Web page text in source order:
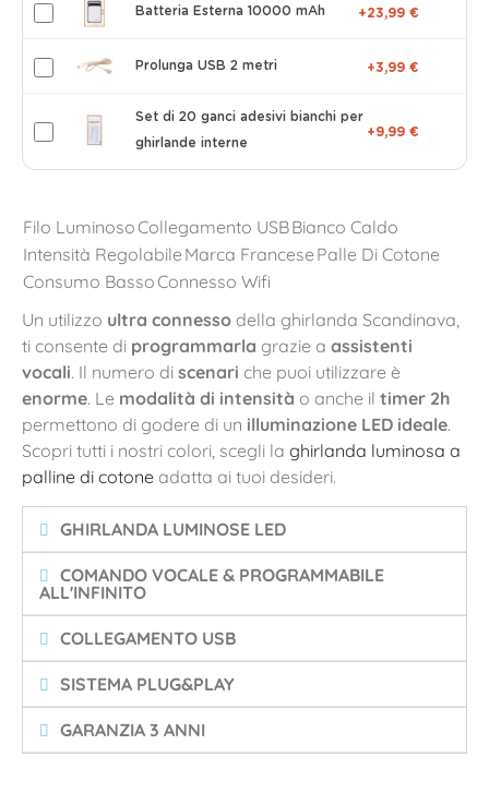
Batteria Esterna 10000 mAh +23,99 €
Prolunga USB 2 metri +3,99 €
Set di 20 ganci adesivi bianchi per
ghirlande interne
+9,99 €
Filo LuminosoCollegamento USBBianco Caldo
Intensità Regolabile Marca Francese Palle Di Cotone
Consumo BassoConnesso Wifi
Un utilizzo ultra connesso della ghirlanda Scandinava,
ti consente di programmarla grazie a assistenti
vocali. Il numero di scenari che puoi utilizzare è
enorme. Le modalità di intensità o anche il timer 2h
permettono di godere di un illuminazione LED ideale.
Scopri tutti i nostri colori, scegli la ghirlanda luminosa a
palline di cotone adatta ai tuoi desideri.
GHIRLANDA LUMINOSE LED
COMANDO VOCALE & PROGRAMMABILE
ALL'INFINITO
COLLEGAMENTO USB
SISTEMA PLUG&PLAY
GARANZIA 3 ANNI